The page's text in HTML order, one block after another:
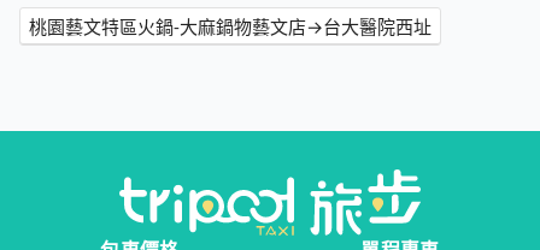
桃園藝文特區火鍋-大麻鍋物藝文店→台大醫院西址